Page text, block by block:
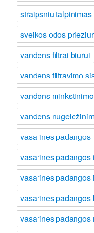
straipsniu talpinimas
sveikos odos
vandens filtrai biurui
vandens filtravimo
vandens
vandens
vasarines padangos
vasarines padangos
vasarines padangos
vasarines padangos
vasarines padangos